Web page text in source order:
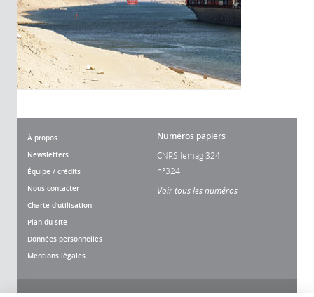
À propos
Newsletters
Équipe / crédits
Nous contacter
Charte d'utilisation
Plan du site
Données personnelles
Mentions légales
Numéros papiers
CNRS lemag 324
n°324
Voir tous les numéros